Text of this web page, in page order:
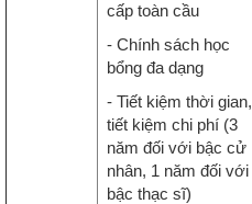
cấp toàn cầu
- Chính sách học
bổng đa dạng
- Tiết kiệm thời gian,
tiết kiệm chi phí (3
năm đối với bậc cử
nhân, 1 năm đối với
bậc thạc sĩ)